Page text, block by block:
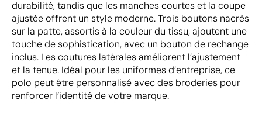
durabilité, tandis que les manches courtes et la coupe
ajustée offrent un style moderne. Trois boutons nacrés
sur la patte, assortis à la couleur du tissu, ajoutent une
touche de sophistication, avec un bouton de rechange
inclus. Les coutures latérales améliorent l’ajustement
et la tenue. Idéal pour les uniformes d’entreprise, ce
polo peut être personnalisé avec des broderies pour
renforcer l’identité de votre marque.